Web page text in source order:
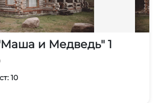
и Медведь" 1
10